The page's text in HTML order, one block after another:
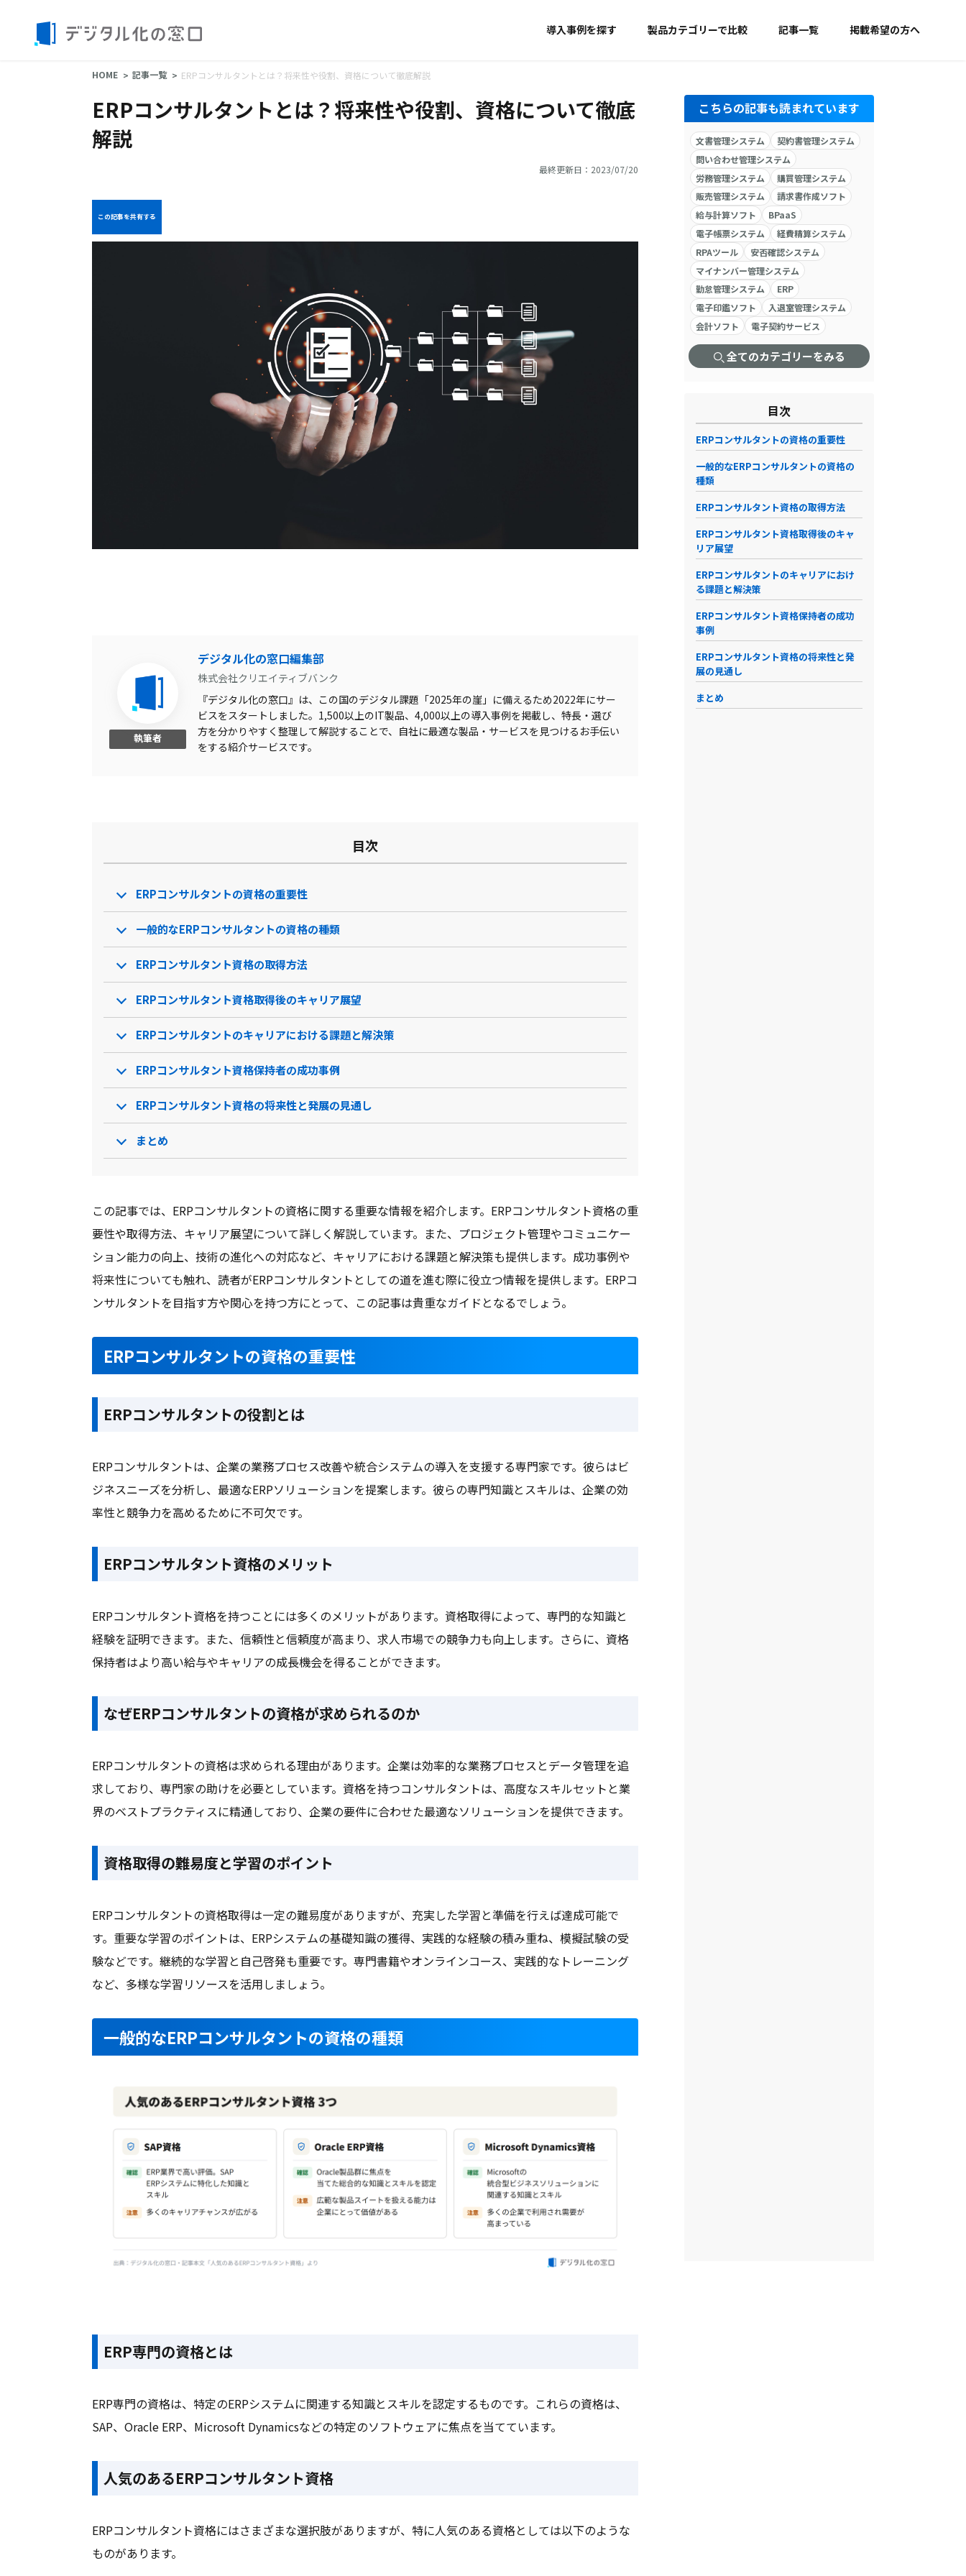
導入事例を探す 製品カテゴリーで比較 記事一覧 掲載希望の方へ
HOME 記事一覧 ERPコンサルタントとは？将来性や役割、資格について徹底解説
ERPコンサルタントとは？将来性や役割、資格について徹底
解説
最終更新日：2023/07/20
この記事を共有する
執筆者
デジタル化の窓口編集部
株式会社クリエイティブバンク
『デジタル化の窓口』は、この国のデジタル課題「2025年の崖」に備えるため2022年にサー
ビスをスタートしました。1,500以上のIT製品、4,000以上の導入事例を掲載し、特長・選び
方を分かりやすく整理して解説することで、自社に最適な製品・サービスを見つけるお手伝い
をする紹介サービスです。
目次
ERPコンサルタントの資格の重要性
一般的なERPコンサルタントの資格の種類
ERPコンサルタント資格の取得方法
ERPコンサルタント資格取得後のキャリア展望
ERPコンサルタントのキャリアにおける課題と解決策
ERPコンサルタント資格保持者の成功事例
ERPコンサルタント資格の将来性と発展の見通し
まとめ
この記事では、ERPコンサルタントの資格に関する重要な情報を紹介します。ERPコンサルタント資格の重
要性や取得方法、キャリア展望について詳しく解説しています。また、プロジェクト管理やコミュニケー
ション能力の向上、技術の進化への対応など、キャリアにおける課題と解決策も提供します。成功事例や
将来性についても触れ、読者がERPコンサルタントとしての道を進む際に役立つ情報を提供します。ERPコ
ンサルタントを目指す方や関心を持つ方にとって、この記事は貴重なガイドとなるでしょう。
ERPコンサルタントの資格の重要性
ERPコンサルタントの役割とは
ERPコンサルタントは、企業の業務プロセス改善や統合システムの導入を支援する専門家です。彼らはビ
ジネスニーズを分析し、最適なERPソリューションを提案します。彼らの専門知識とスキルは、企業の効
率性と競争力を高めるために不可欠です。
ERPコンサルタント資格のメリット
ERPコンサルタント資格を持つことには多くのメリットがあります。資格取得によって、専門的な知識と
経験を証明できます。また、信頼性と信頼度が高まり、求人市場での競争力も向上します。さらに、資格
保持者はより高い給与やキャリアの成長機会を得ることができます。
なぜERPコンサルタントの資格が求められるのか
ERPコンサルタントの資格は求められる理由があります。企業は効率的な業務プロセスとデータ管理を追
求しており、専門家の助けを必要としています。資格を持つコンサルタントは、高度なスキルセットと業
界のベストプラクティスに精通しており、企業の要件に合わせた最適なソリューションを提供できます。
資格取得の難易度と学習のポイント
ERPコンサルタントの資格取得は一定の難易度がありますが、充実した学習と準備を行えば達成可能で
す。重要な学習のポイントは、ERPシステムの基礎知識の獲得、実践的な経験の積み重ね、模擬試験の受
験などです。継続的な学習と自己啓発も重要です。専門書籍やオンラインコース、実践的なトレーニング
など、多様な学習リソースを活用しましょう。
一般的なERPコンサルタントの資格の種類
ERP専門の資格とは
ERP専門の資格は、特定のERPシステムに関連する知識とスキルを認定するものです。これらの資格は、
SAP、Oracle ERP、Microsoft Dynamicsなどの特定のソフトウェアに焦点を当てています。
人気のあるERPコンサルタント資格
ERPコンサルタント資格にはさまざまな選択肢がありますが、特に人気のある資格としては以下のような
ものがあります。
こちらの記事も読まれています
文書管理システム
契約書管理システム
問い合わせ管理システム
労務管理システム
購買管理システム
販売管理システム
請求書作成ソフト
給与計算ソフト
BPaaS
電子帳票システム
経費精算システム
RPAツール
安否確認システム
マイナンバー管理システム
勤怠管理システム
ERP
電子印鑑ソフト
入退室管理システム
会計ソフト
電子契約サービス
全てのカテゴリーをみる
目次
ERPコンサルタントの資格の重要性
一般的なERPコンサルタントの資格の
種類
ERPコンサルタント資格の取得方法
ERPコンサルタント資格取得後のキャ
リア展望
ERPコンサルタントのキャリアにおけ
る課題と解決策
ERPコンサルタント資格保持者の成功
事例
ERPコンサルタント資格の将来性と発
展の見通し
まとめ